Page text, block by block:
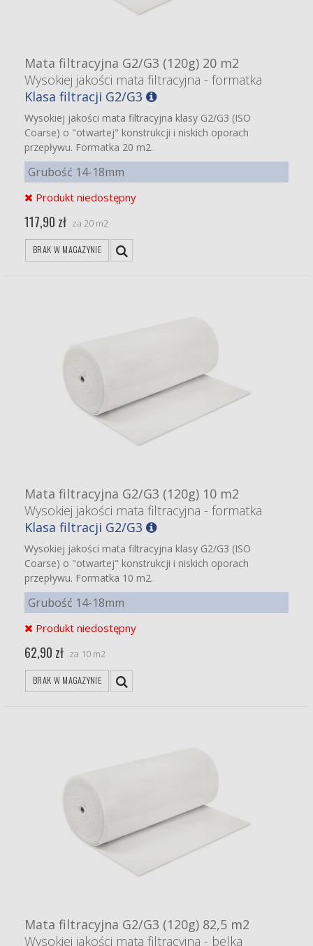
Mata filtracyjna G2/G3 (120g) 20 m2
Wysokiej jakości mata filtracyjna - formatka
Klasa filtracji G2/G3
Wysokiej jakości mata filtracyjna klasy G2/G3 (ISO
Coarse) o "otwartej" konstrukcji i niskich oporach
przepływu. Formatka 20 m2.
Grubość 14-18mm
Produkt niedostępny
117,90 zł za 20 m2
BRAK W MAGAZYNIE
Mata filtracyjna G2/G3 (120g) 10 m2
Wysokiej jakości mata filtracyjna - formatka
Klasa filtracji G2/G3
Wysokiej jakości mata filtracyjna klasy G2/G3 (ISO
Coarse) o "otwartej" konstrukcji i niskich oporach
przepływu. Formatka 10 m2.
Grubość 14-18mm
Produkt niedostępny
62,90 zł za 10 m2
BRAK W MAGAZYNIE
Mata filtracyjna G2/G3 (120g) 82,5 m2
Wysokiej jakości mata filtracyjna - belka